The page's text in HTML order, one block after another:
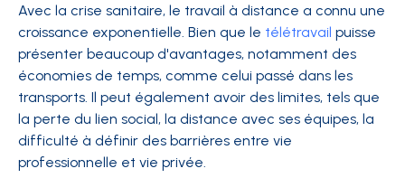
Avec la crise sanitaire, le travail à distance a connu une
croissance exponentielle. Bien que le télétravail puisse
présenter beaucoup d'avantages, notamment des
économies de temps, comme celui passé dans les
transports. Il peut également avoir des limites, tels que
la perte du lien social, la distance avec ses équipes, la
difficulté à définir des barrières entre vie
professionnelle et vie privée.